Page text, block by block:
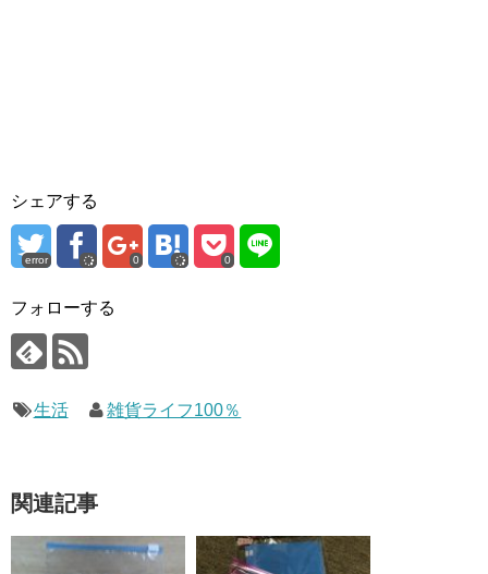
シェアする
error 0 0
フォローする
生活 雑貨ライフ100％
関連記事